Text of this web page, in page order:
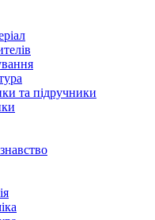
та підручники